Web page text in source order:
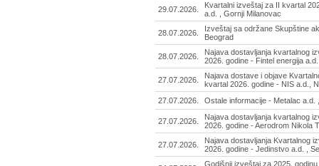
29.07.2026.
Kvartalni izveštaj za II kvartal
a.d. , Gornji Milanovac
28.07.2026.
Izveštaj sa održane Skupštine
Beograd
28.07.2026.
Najava dostavljanja kvartalnog
2026. godine - Fintel energija
27.07.2026.
Najava dostave i objave
kvartal 2026. godine - NIS a.d.,
27.07.2026.
Ostale informacije - Metalac a.d.
27.07.2026.
Najava dostavljanja kvartalnog
2026. godine - Aerodrom Nikola
27.07.2026.
Najava dostavljanja Kvartalnog
2026. godine - Jedinstvo a.d. ,
Godišnji izveštaj za 2025.